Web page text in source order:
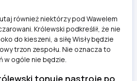
również niektórzy pod Wawelem
Królewski podkreślił, że nie
do kieszeni, a siłę Wisły będzie
trzon zespołu. Nie oznacza to
w ogóle nie będzie.
tonuje nastroje po